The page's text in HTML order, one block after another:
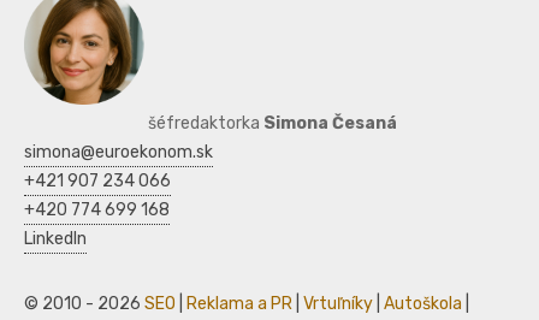
šéfredaktorka Simona Česaná
simona@euroekonom.sk
+421 907 234 066
+420 774 699 168
LinkedIn
© 2010 - 2026 SEO Reklama a PR Vrtuľníky Autoškola